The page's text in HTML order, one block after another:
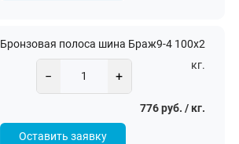
Бронзовая полоса шина Браж9-4 100х2
− +
кг.
776 руб. / кг.
Оставить заявку